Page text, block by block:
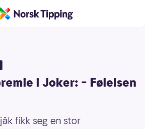
i Joker: – Følelsen
fikk seg en stor